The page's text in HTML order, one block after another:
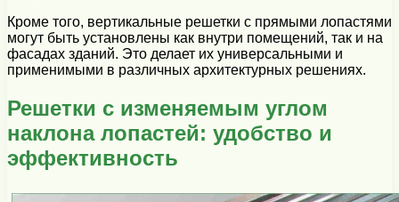
Кроме того, вертикальные решетки с прямыми лопастями
могут быть установлены как внутри помещений, так и на
фасадах зданий. Это делает их универсальными и
применимыми в различных архитектурных решениях.
Решетки с изменяемым углом
наклона лопастей: удобство и
эффективность